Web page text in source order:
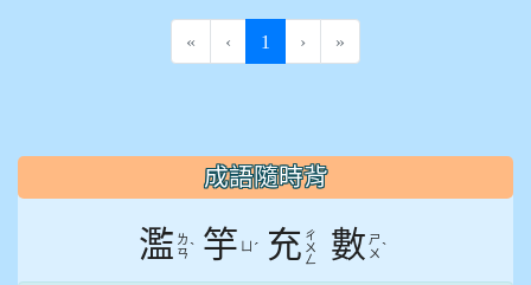
« ‹ 1 (current)
› »
::: 成語隨時背
濫 ㄌ
ㄢ ˋ 竽 ˊ 充 ㄔ
ㄨ
ㄥ
數 ㄕ
ㄨ ˋ